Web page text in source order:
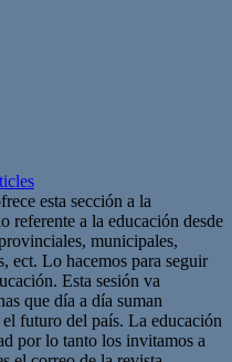
esta sección a la
referente a la educación desde
municipales,
ect. Lo hacemos para seguir
Esta sesión va
que día a día suman
futuro del país. La educación
por lo tanto los invitamos a